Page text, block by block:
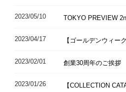
2023/05/10 TOKYO PREVIEW
2023/04/17 【ゴールデンウィー
2023/02/01 創業30周年のご挨拶
2023/01/26 【COLLECTION